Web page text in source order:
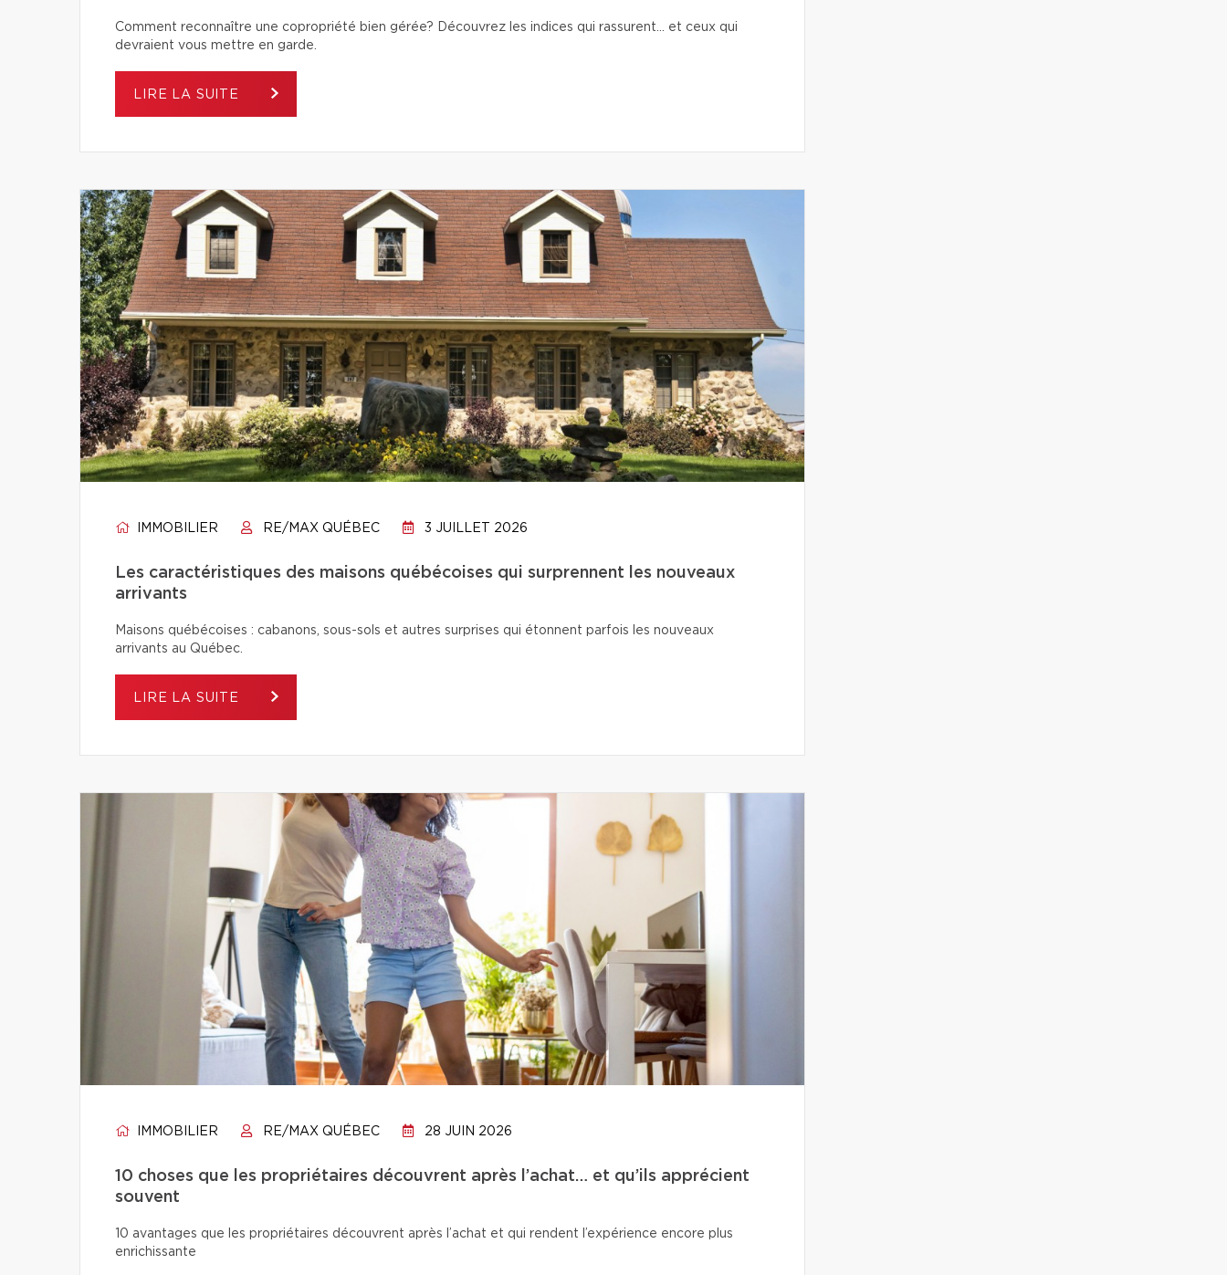
Comment reconnaître une copropriété bien gérée? Découvrez les indices qui rassurent… et ceux qui
devraient vous mettre en garde.
LIRE LA SUITE
IMMOBILIER RE/MAX QUÉBEC 3 JUILLET 2026
Les caractéristiques des maisons québécoises qui surprennent les nouveaux
arrivants
Maisons québécoises : cabanons, sous-sols et autres surprises qui étonnent parfois les nouveaux
arrivants au Québec.
LIRE LA SUITE
IMMOBILIER RE/MAX QUÉBEC 28 JUIN 2026
10 choses que les propriétaires découvrent après l’achat… et qu’ils apprécient
souvent
10 avantages que les propriétaires découvrent après l’achat et qui rendent l’expérience encore plus
enrichissante